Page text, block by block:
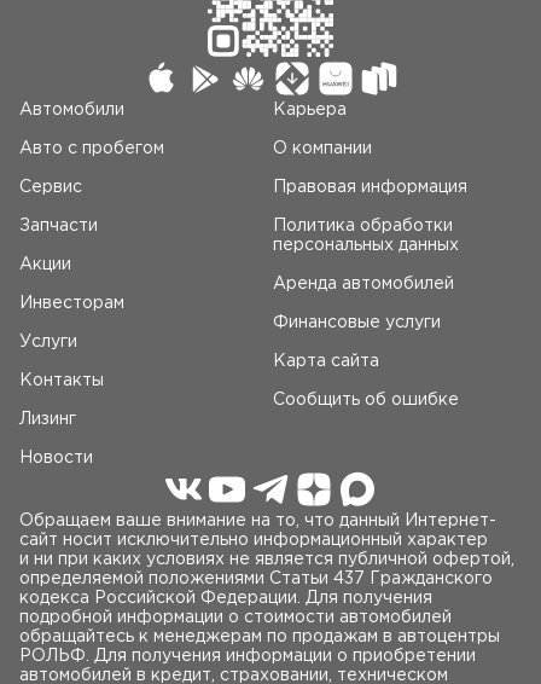
Автомобили
Авто c пробегом
Сервис
Запчасти
Акции
Инвесторам
Услуги
Контакты
Лизинг
Новости
Карьера
О компании
Правовая информация
Политика обработки
персональных данных
Аренда автомобилей
Финансовые услуги
Карта сайта
Сообщить об ошибке
Обращаем ваше внимание на то, что данный Интернет-
сайт носит исключительно информационный характер
и ни при каких условиях не является публичной офертой,
определяемой положениями Статьи 437 Гражданского
кодекса Российской Федерации. Для получения
подробной информации о стоимости автомобилей
обращайтесь к менеджерам по продажам в автоцентры
РОЛЬФ. Для получения информации о приобретении
автомобилей в кредит, страховании, техническом